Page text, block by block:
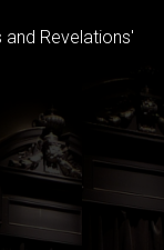
Revelations'